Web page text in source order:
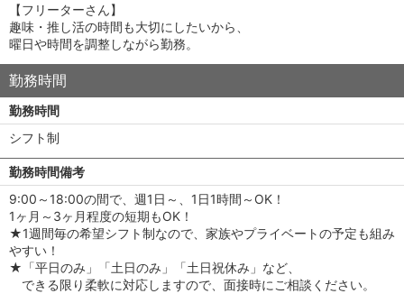
【フリーターさん】
趣味・推し活の時間も大切にしたいから、
曜日や時間を調整しながら勤務。
勤務時間
勤務時間
シフト制
勤務時間備考
9:00～18:00の間で、週1日～、1日1時間～OK！
1ヶ月～3ヶ月程度の短期もOK！
★1週間毎の希望シフト制なので、家族やプライベートの予定も組み
やすい！
★「平日のみ」「土日のみ」「土日祝休み」など、
できる限り柔軟に対応しますので、面接時にご相談ください。